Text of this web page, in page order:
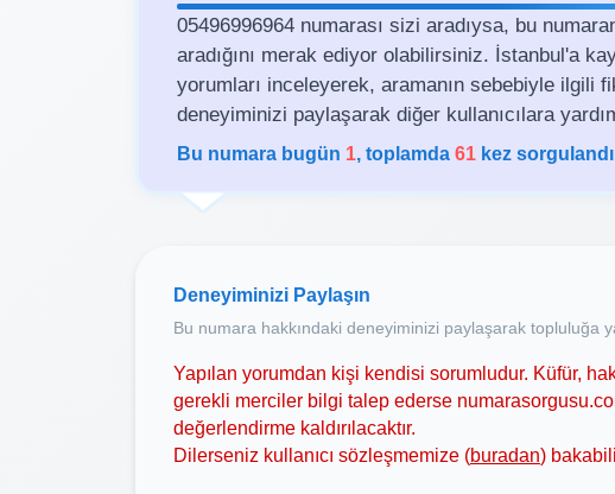
05496996964 numarası sizi aradıysa, bu
aradığını merak ediyor olabilirsiniz. İstanbul'a
yorumları inceleyerek, aramanın sebebiyle ilgili
deneyiminizi paylaşarak diğer kullanıcılara
Bu numara bugün 1, toplamda 61 kez
Deneyiminizi Paylaşın
Bu numara hakkındaki deneyiminizi paylaşarak topluluğa
Yapılan yorumdan kişi kendisi sorumludur. Küfür,
gerekli merciler bilgi talep ederse
değerlendirme kaldırılacaktır.
Dilerseniz kullanıcı sözleşmemize (buradan)